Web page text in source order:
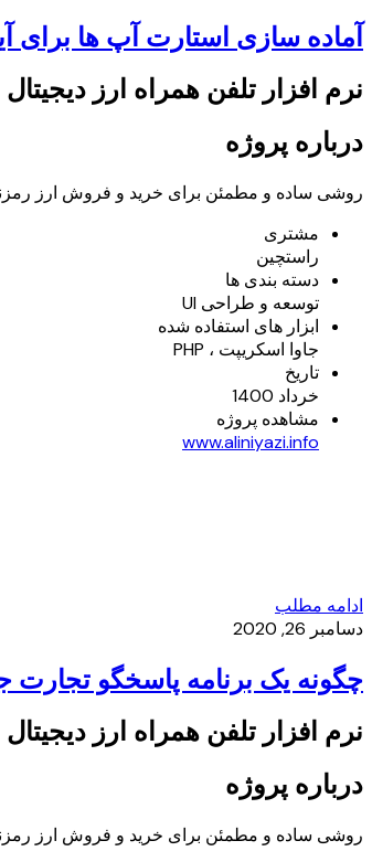
آماده سازی استارت آپ ها برای
نرم افزار تلفن همراه ارز دیجیتال
درباره پروژه
روشی ساده و مطمئن برای خرید و فروش ارز
مشتری
راستچین
دسته بندی ها
توسعه و طراحی UI
ابزار های استفاده شده
جاوا اسکریپت ، PHP
تاریخ
خرداد 1400
مشاهده پروژه
www.aliniyazi.info
ادامه مطلب
دسامبر 26, 2020
چگونه یک برنامه پاسخگو تجارت
نرم افزار تلفن همراه ارز دیجیتال
درباره پروژه
روشی ساده و مطمئن برای خرید و فروش ارز